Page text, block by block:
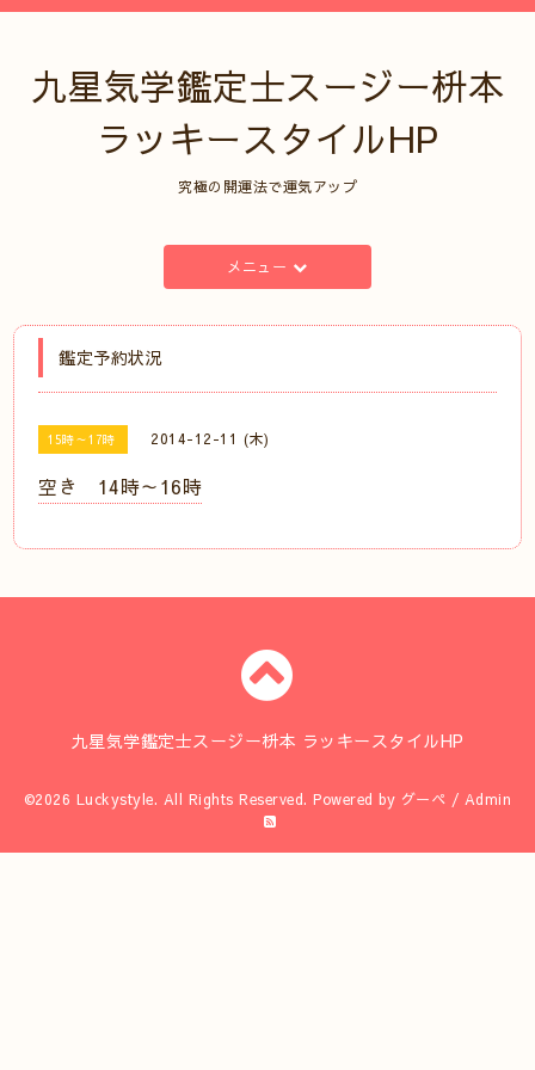
九星気学鑑定士スージー枡本
ラッキースタイルHP
究極の開運法で運気アップ
メニュー
鑑定予約状況
15時～17時 2014-12-11 (木)
空き 14時～16時
九星気学鑑定士スージー枡本 ラッキースタイルHP
©2026 Luckystyle. All Rights Reserved. Powered by グーペ / Admin